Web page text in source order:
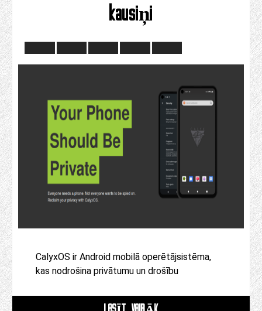
kausiņi
CalyxOS ir Android mobilā operētājsistēma,
kas nodrošina privātumu un drošību